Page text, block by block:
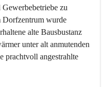
zu
Dorfzentrum wurde
alte Bausbustanz
unter alt anmutenden
prachtvoll angestrahlte